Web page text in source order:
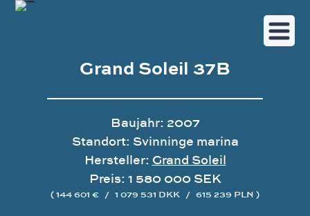
Grand Soleil 37B
Baujahr: 2007
Standort: Svinninge marina
Hersteller: Grand Soleil
Preis: 1 580 000 SEK
( 144 601 € / 1 079 531 DKK / 615 239 PLN )